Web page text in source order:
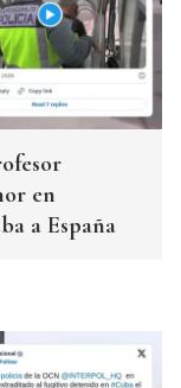
en
a España